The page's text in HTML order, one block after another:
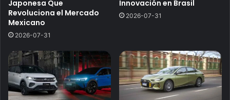
Japonesa Que
Revoluciona el Mercado
Mexicano
2026-07-31
Innovación en Brasil
2026-07-31